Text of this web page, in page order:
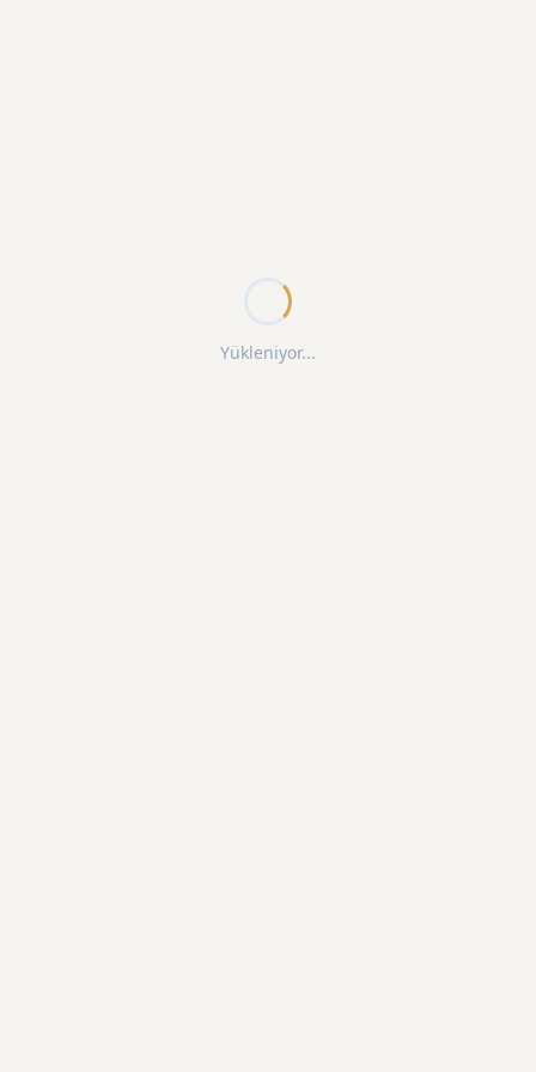
Yükleniyor...